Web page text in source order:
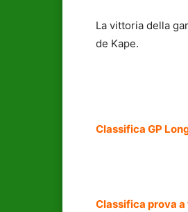
La vittoria della
de Kape.
Classifica GP
Classifica prova